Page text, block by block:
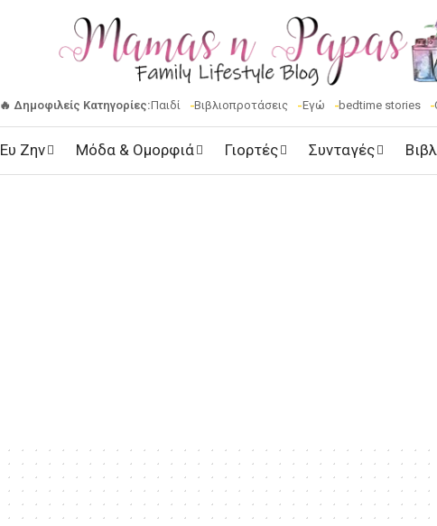
🔥 Δημοφιλείς Κατηγορίες:Παιδί Βιβλιοπροτάσεις Εγώ bedtime stories
Ευ Ζην Μόδα & Ομορφιά Γιορτές Συνταγές